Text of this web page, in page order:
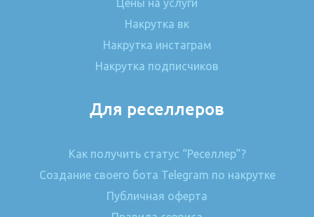
Накрутка вк
Накрутка инстаграм
Накрутка подписчиков
Для реселлеров
Как получить статус “Реселлер”?
Создание своего бота Telegram по накрутке
Публичная оферта